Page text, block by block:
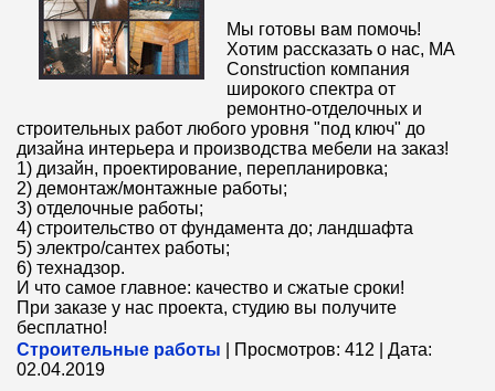
Мы готовы вам помочь!
Хотим рассказать о нас, MA
Construction компания
широкого спектра от
ремонтно-отделочных и
строительных работ любого уровня "под ключ" до
дизайна интерьера и производства мебели на заказ!
1) дизайн, проектирование, перепланировка;
2) демонтаж/монтажные работы;
3) отделочные работы;
4) строительство от фундамента до; ландшафта
5) электро/сантех работы;
6) технадзор.
И что самое главное: качество и сжатые сроки!
При заказе у нас проекта, студию вы получите
бесплатно!
Строительные работы
Просмотров: 412
Дата:
02.04.2019